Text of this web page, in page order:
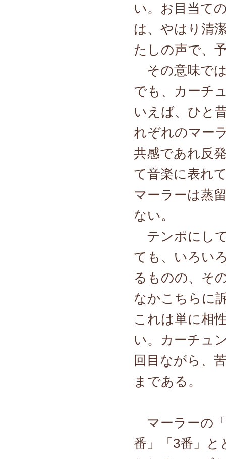
い。お目当て
は、やはり清
たしの声で、
その意味で
でも、カーチ
いえば、ひと
れぞれのマー
共感であれ反
て音楽に表れ
マーラーは蒸
ない。
テンポにし
ても、いろい
るものの、そ
なかこちらに
これは単に相
い。カーチュ
回目ながら、
まである。
マーラーの
番」「3番」と